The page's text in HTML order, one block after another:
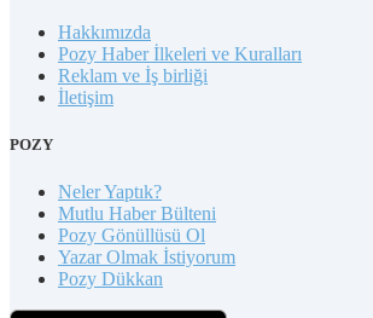
Hakkımızda
Pozy Haber İlkeleri ve Kuralları
Reklam ve İş birliği
İletişim
POZY
Neler Yaptık?
Mutlu Haber Bülteni
Pozy Gönüllüsü Ol
Yazar Olmak İstiyorum
Pozy Dükkan